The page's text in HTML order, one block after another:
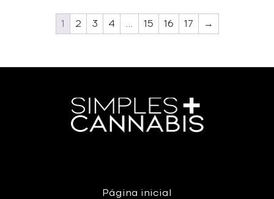
1 2 3 4 15 16 17 →
Página inicial